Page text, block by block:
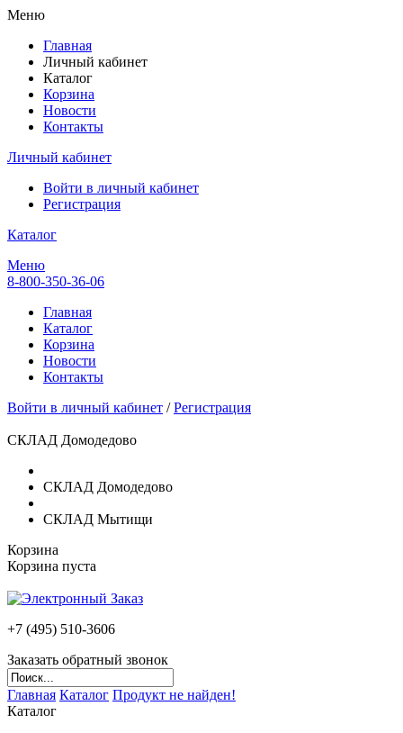
Меню
Главная
Личный кабинет
Каталог
Корзина
Новости
Контакты
Личный кабинет
Войти в личный кабинет
Регистрация
Каталог
Меню
8-800-350-36-06
Главная
Каталог
Корзина
Новости
Контакты
Войти в личный кабинет /Регистрация
СКЛАД Домодедово
СКЛАД Домодедово
СКЛАД Мытищи
Корзина
Корзина пуста
+7 (495) 510-3606
Заказать обратный звонок
Главная Каталог Продукт не найден!
Каталог